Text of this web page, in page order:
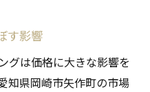
す影響
グは価格に大きな影響を
知県岡崎市矢作町の市場